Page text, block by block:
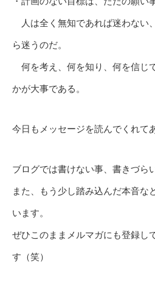
人は全く無知であれば迷わない
ら迷うのだ。
何を考え、何を知り、何を信じ
かが大事である。
今日もメッセージを読んでくれて
ブログでは書けない事、書きづら
また、もう少し踏み込んだ本音な
います。
ぜひこのままメルマガにも登録し
す（笑）